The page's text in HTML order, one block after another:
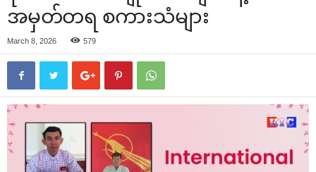
အမှတ်တရ စကားသံများ
March 8, 2026 579